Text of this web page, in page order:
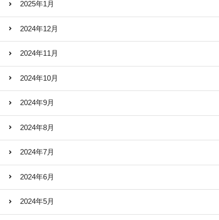
2025年1月
2024年12月
2024年11月
2024年10月
2024年9月
2024年8月
2024年7月
2024年6月
2024年5月